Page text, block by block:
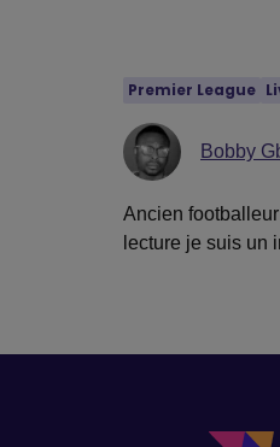
Premier League
Bobby
Ancien
lecture je suis un